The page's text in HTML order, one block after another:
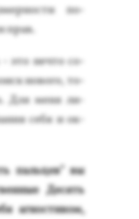
по­
прав.
это неч­то со­
но­вого, то­
Для ме­ня ли­
се­бя и ок­
паль­цев" вы
Де­сять
аг­ности­ком,